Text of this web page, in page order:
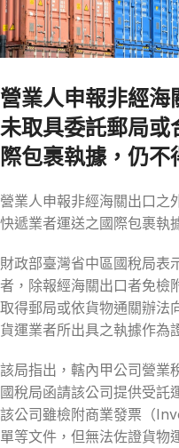
營業人申報非經海
未取具委託郵局或
際包裹執據，仍不
營業人申報非經海關出口之
快遞業者運送之國際包裹執
財政部臺灣省中區國稅局表
者，除報經海關出口者免檢
取得郵局或依貨物通關辦法
貨運業者所出具之執據作為
該局指出，轄內甲公司營業
國稅局函請該公司提供受託
該公司雖檢附商業發票（
單等文件，但無法佐證貨物